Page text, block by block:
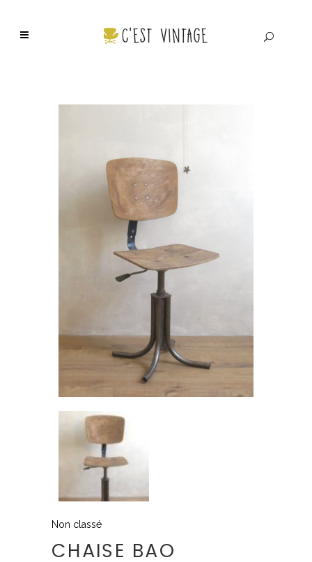
Non classé
CHAISE BAO